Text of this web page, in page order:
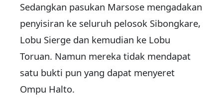
Sedangkan pasukan Marsose mengadakan
penyisiran ke seluruh pelosok Sibongkare,
Lobu Sierge dan kemudian ke Lobu
Toruan. Namun mereka tidak mendapat
satu bukti pun yang dapat menyeret
Ompu Halto.